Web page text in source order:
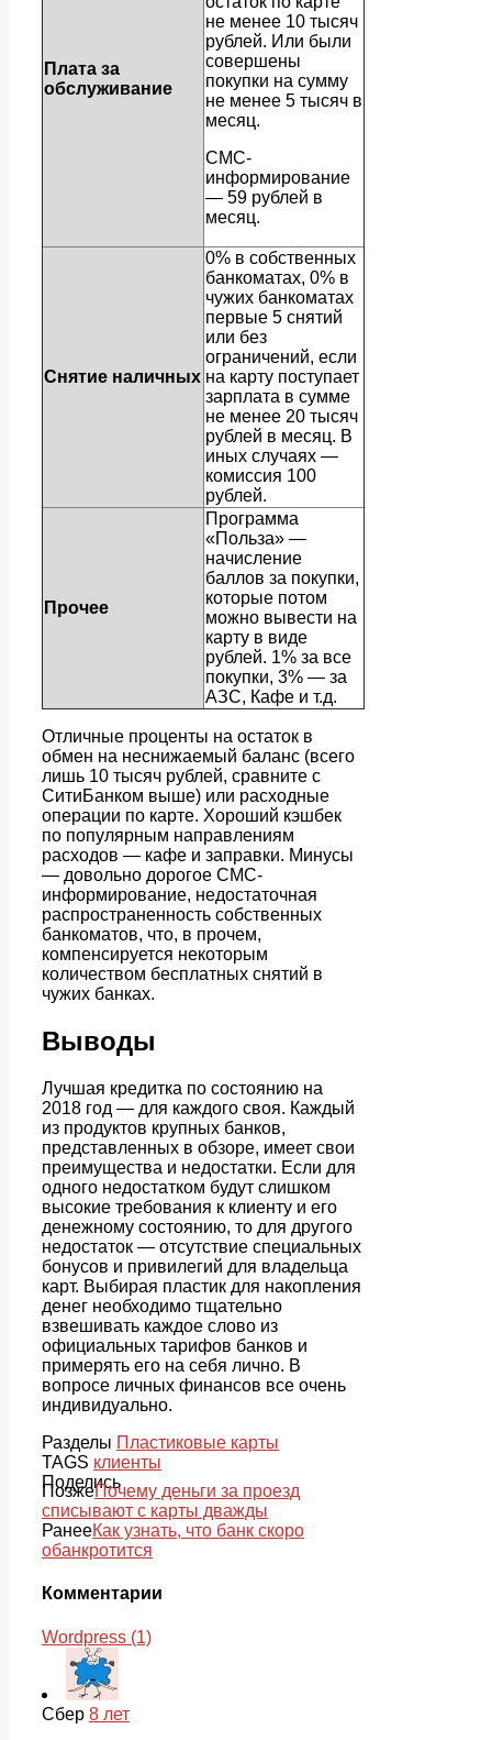
Плата за
обслуживание
не менее 10 тысяч
рублей. Или были
совершены
покупки на сумму
не менее 5 тысяч в
месяц.
СМС-
информирование
— 59 рублей в
месяц.
Снятие наличных
0% в собственных
банкоматах, 0% в
чужих банкоматах
первые 5 снятий
или без
ограничений, если
на карту поступает
зарплата в сумме
не менее 20 тысяч
рублей в месяц. В
иных случаях —
комиссия 100
рублей.
Прочее
Программа
«Польза» —
начисление
баллов за покупки,
которые потом
можно вывести на
карту в виде
рублей. 1% за все
покупки, 3% — за
АЗС, Кафе и т.д.
Отличные проценты на остаток в
обмен на неснижаемый баланс (всего
лишь 10 тысяч рублей, сравните с
СитиБанком выше) или расходные
операции по карте. Хороший кэшбек
по популярным направлениям
расходов — кафе и заправки. Минусы
— довольно дорогое СМС-
информирование, недостаточная
распространенность собственных
банкоматов, что, в прочем,
компенсируется некоторым
количеством бесплатных снятий в
чужих банках.
Выводы
Лучшая кредитка по состоянию на
2018 год — для каждого своя. Каждый
из продуктов крупных банков,
представленных в обзоре, имеет свои
преимущества и недостатки. Если для
одного недостатком будут слишком
высокие требования к клиенту и его
денежному состоянию, то для другого
недостаток — отсутствие специальных
бонусов и привилегий для владельца
карт. Выбирая пластик для накопления
денег необходимо тщательно
взвешивать каждое слово из
официальных тарифов банков и
примерять его на себя лично. В
вопросе личных финансов все очень
индивидуально.
Разделы Пластиковые карты
TAGS клиенты
Поделись
ПозжеПочему деньги за проезд
списывают с карты дважды
РанееКак узнать, что банк скоро
обанкротится
Комментарии
Wordpress (1)
Сбер 8 лет